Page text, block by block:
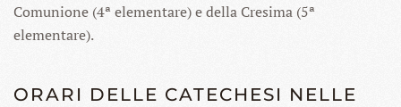
Comunione (4ª elementare) e della Cresima (5ª
elementare).
ORARI DELLE CATECHESI NELLE